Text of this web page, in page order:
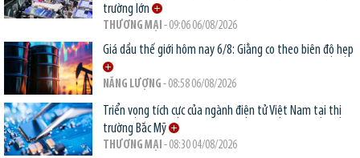
trường lớn
THƯƠNG MẠI - 09:06 06/08/2026
Giá dầu thế giới hôm nay 6/8: Giằng co theo biên độ hẹp
NĂNG LƯỢNG - 08:58 06/08/2026
Triển vọng tích cực của ngành điện tử Việt Nam tại thị
trường Bắc Mỹ
THƯƠNG MẠI - 08:30 04/08/2026